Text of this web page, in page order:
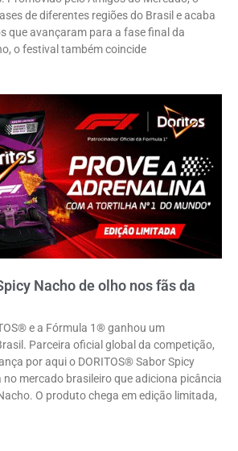
de diferentes regiões do Brasil e acaba
que avançaram para a fase final da
o festival também coincide
Nacho de olho nos fãs da
e a Fórmula 1® ganhou um
Parceira oficial global da competição,
por aqui o DORITOS® Sabor Spicy
no mercado brasileiro que adiciona picância
O produto chega em edição limitada,